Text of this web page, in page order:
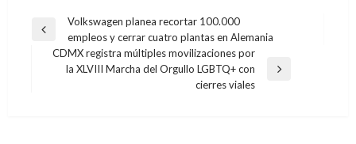
Navegación
entradas
Entrada
anterior
Volkswagen planea recortar 100.000
empleos y cerrar cuatro plantas en Alemania
Entrada
CDMX registra múltiples movilizaciones por
la XLVIII Marcha del Orgullo LGBTQ+ con
cierres viales